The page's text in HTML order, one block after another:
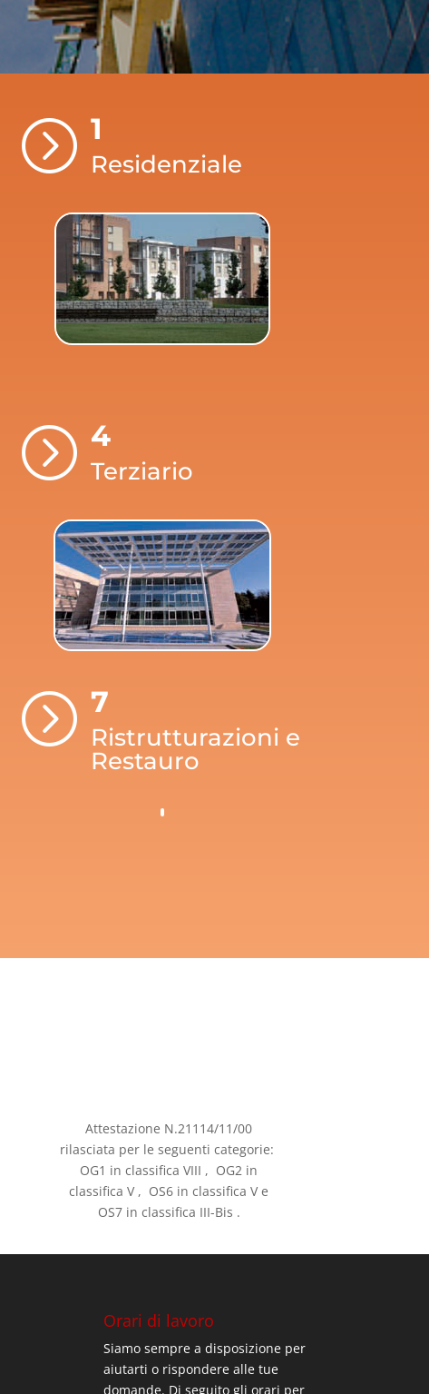
= 1
Residenziale
= 4
Terziario
= 7
Ristrutturazioni e
Restauro
Attestazione N.21114/11/00
rilasciata per le seguenti categorie:
OG1 in classifica VIII , OG2 in
classifica V , OS6 in classifica V e
OS7 in classifica III-Bis .
Orari di lavoro
Siamo sempre a disposizione per
aiutarti o rispondere alle tue
domande. Di seguito gli orari per